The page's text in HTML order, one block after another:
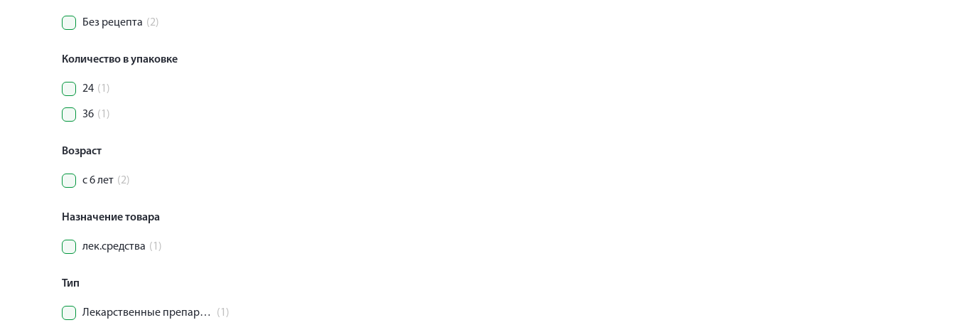
Без рецепта (2)
Количество в упаковке
24 (1)
36 (1)
Возраст
с 6 лет (2)
Назначение товара
лек.средства (1)
Тип
Лекарственные препараты. (1)